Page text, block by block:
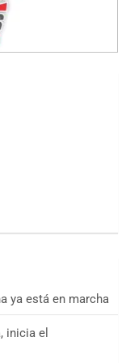
ya está en marcha
inicia el